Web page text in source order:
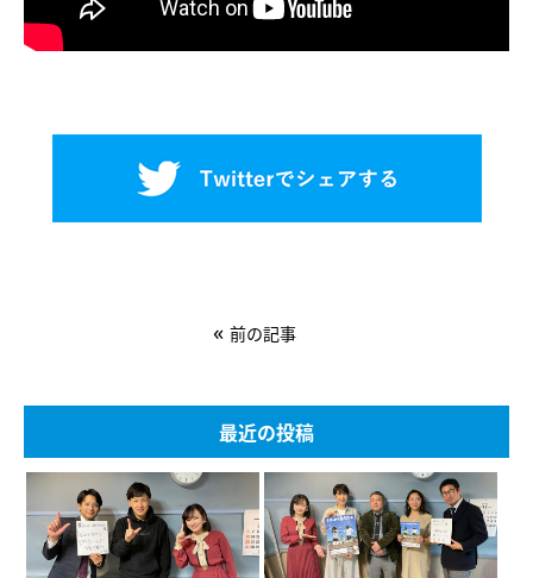
« 前の記事
最近の投稿